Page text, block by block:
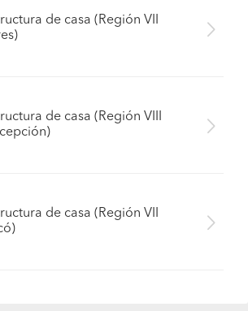
de casa (Región VII
de casa (Región VIII
de casa (Región VII